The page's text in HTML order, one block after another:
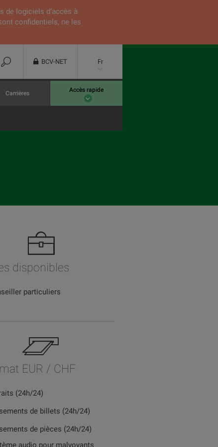
de logiciels d’accès à
confidentiels, ne les
BCV-NET Fr
Carrières Accès rapide
disponibles
particuliers
EUR / CHF
(24h/24)
de billets (24h/24)
de pièces (24h/24)
audio pour malvoyants